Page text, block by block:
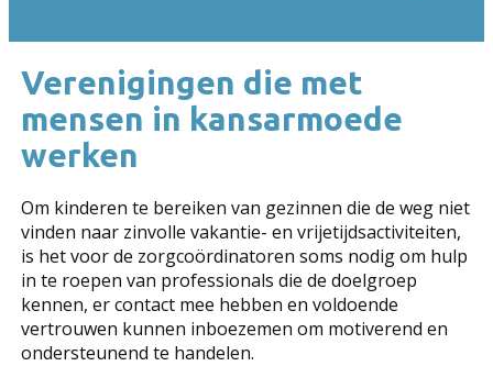
Verenigingen die met
mensen in kansarmoede
werken
Om kinderen te bereiken van gezinnen die de weg niet
vinden naar zinvolle vakantie- en vrijetijdsactiviteiten,
is het voor de zorgcoördinatoren soms nodig om hulp
in te roepen van professionals die de doelgroep
kennen, er contact mee hebben en voldoende
vertrouwen kunnen inboezemen om motiverend en
ondersteunend te handelen.